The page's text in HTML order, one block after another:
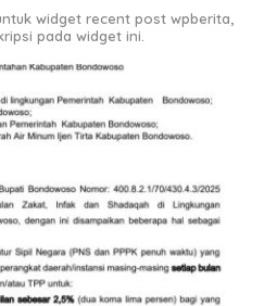
widget recent post wpberita,
pada widget ini.